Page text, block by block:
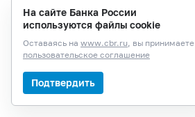
На сайте Банка России
используются файлы cookie
Оставаясь на www.cbr.ru, вы принимаете
пользовательское соглашение
Подтвердить